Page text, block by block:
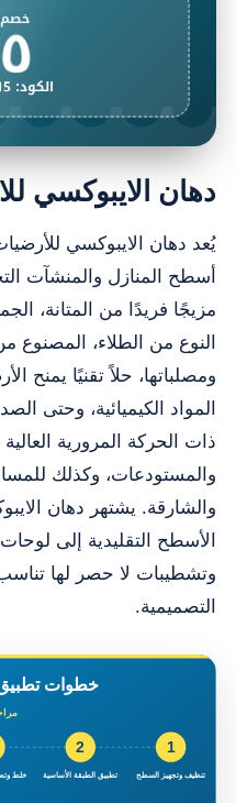
خصم
الكود: WELCOME15
دهان الايبوكسي
يُعد دهان الايبوكسي
أسطح المنازل والمنشآت
مزيجًا فريدًا من المتانة،
النوع من الطلاء، المصنوع
ومصلباتها، حلاً تقنيًا يمنح
المواد الكيميائية، وحتى
ذات الحركة المرورية
والمستودعات، وكذلك
والشارقة. يشتهر دهان
الأسطح التقليدية إلى
وتشطيبات لا حصر لها
التصميمية.